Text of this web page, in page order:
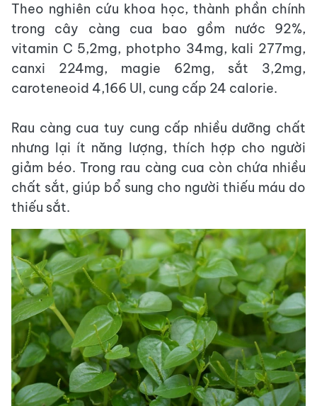
Theo nghiên cứu khoa học, thành phần chính
trong cây càng cua bao gồm nước 92%,
vitamin C 5,2mg, photpho 34mg, kali 277mg,
canxi 224mg, magie 62mg, sắt 3,2mg,
caroteneoid 4,166 UI, cung cấp 24 calorie.
Rau càng cua tuy cung cấp nhiều dưỡng chất
nhưng lại ít năng lượng, thích hợp cho người
giảm béo. Trong rau càng cua còn chứa nhiều
chất sắt, giúp bổ sung cho người thiếu máu do
thiếu sắt.